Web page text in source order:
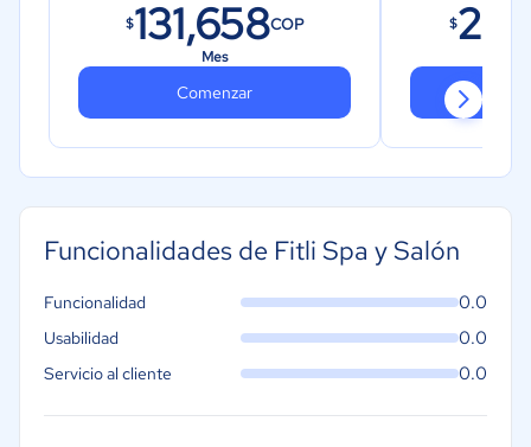
$131,658COP
Mes
Comenzar
$
Funcionalidades de Fitli Spa y Salón
Funcionalidad 0.0
Usabilidad 0.0
Servicio al cliente 0.0